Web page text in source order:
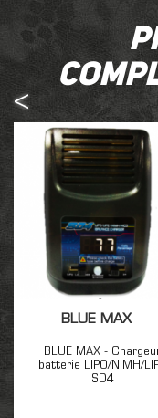
BLUE MAX
BLUE MAX -
batterie LIPO/NIMH/
SD4